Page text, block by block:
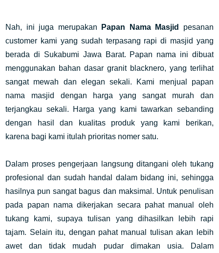
Nah, ini juga merupakan Papan Nama Masjid
pesanan
customer kami yang sudah terpasang rapi di masjid yang
berada di Sukabumi Jawa Barat. Papan nama ini dibuat
menggunakan bahan dasar granit blacknero, yang terlihat
sangat mewah dan elegan sekali. Kami menjual papan
nama masjid dengan harga yang sangat murah dan
terjangkau sekali. Harga yang kami tawarkan sebanding
dengan hasil dan kualitas produk yang kami berikan,
karena bagi kami itulah prioritas nomer satu.
Dalam proses pengerjaan langsung ditangani oleh tukang
profesional dan sudah handal dalam bidang ini, sehingga
hasilnya pun sangat bagus dan maksimal. Untuk penulisan
pada papan nama dikerjakan secara pahat manual oleh
tukang kami, supaya tulisan yang dihasilkan lebih rapi
tajam. Selain itu, dengan pahat manual tulisan akan lebih
awet dan tidak mudah pudar dimakan usia. Dalam